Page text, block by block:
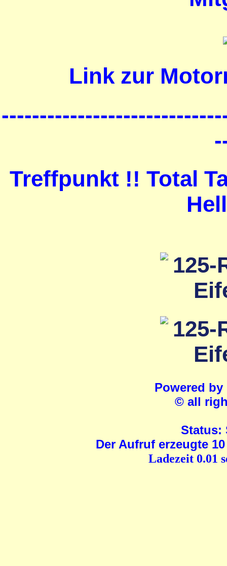
Link zur
Treffpunkt !! Total
Powered by
© all
Status:
Der Aufruf erzeugte
Ladezeit 0.01